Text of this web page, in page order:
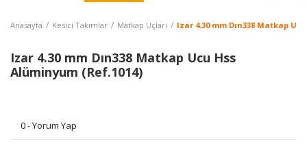
Anasayfa Kesici Takımlar Matkap Uçları Izar 4.30 mm Dın338 Matkap
Izar 4.30 mm Dın338 Matkap Ucu Hss
Alüminyum (Ref.1014)
0 - Yorum Yap